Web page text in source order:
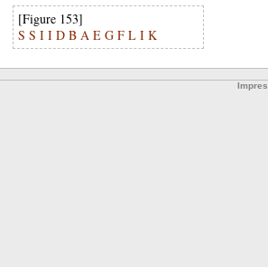
[Figure 153]
S S I I D B A E G F L I K